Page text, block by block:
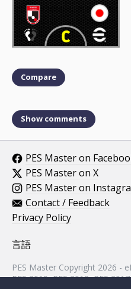
Compare
Show comments
PES Master on
PES Master on X
PES Master on
Contact / Feedback
Privacy Policy
言語
PES Master Copyright 2026 -
PES 2019, PES 2018, PES